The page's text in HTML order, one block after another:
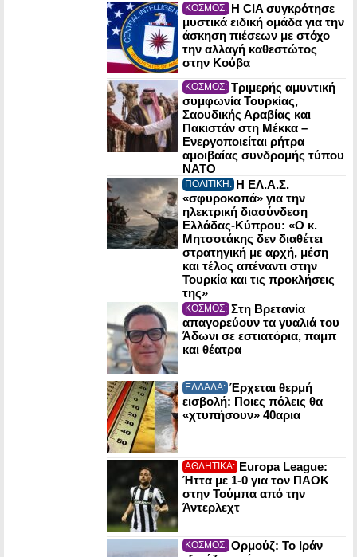
ΚΟΣΜΟΣ: Η CIA συγκρότησε
μυστικά ειδική ομάδα για την
άσκηση πιέσεων με στόχο
την αλλαγή καθεστώτος
στην Κούβα
ΚΟΣΜΟΣ: Τριμερής αμυντική
συμφωνία Τουρκίας,
Σαουδικής Αραβίας και
Πακιστάν στη Μέκκα –
Ενεργοποιείται ρήτρα
αμοιβαίας συνδρομής τύπου
NATO
ΠΟΛΙΤΙΚΗ: Η ΕΛ.Α.Σ.
«σφυροκοπά» για την
ηλεκτρική διασύνδεση
Ελλάδας-Κύπρου: «Ο κ.
Μητσοτάκης δεν διαθέτει
στρατηγική με αρχή, μέση
και τέλος απέναντι στην
Τουρκία και τις προκλήσεις
της»
ΚΟΣΜΟΣ: Στη Βρετανία
απαγορεύουν τα γυαλιά του
Άδωνι σε εστιατόρια, παμπ
και θέατρα
ΕΛΛΑΔΑ: Έρχεται θερμή
εισβολή: Ποιες πόλεις θα
«χτυπήσουν» 40αρια
ΑΘΛΗΤΙΚΑ: Europa League:
Ήττα με 1-0 για τον ΠΑΟΚ
στην Τούμπα από την
Άντερλεχτ
ΚΟΣΜΟΣ: Ορμούζ: Το Ιράν